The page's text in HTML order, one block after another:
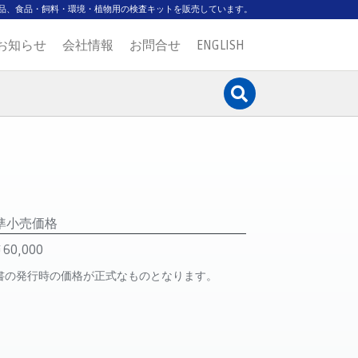
食品・飼料・環境・植物用の検査キットを販売しています。
知らせ 会社情報 お問合せ ENGLISH
小売価格
60,000
発行時の価格が正式なものとなります。